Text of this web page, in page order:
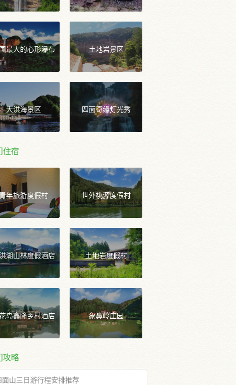
最大的心形瀑布 土地岩景区
大洪海景区 四面奇缘灯光秀
住宿
年旅游度假村 世外桃源度假村
湖山林度假酒店 土地岩度假村
岛鑫隆乡村酒店 象鼻岭庄园
攻略
面山三日游行程安排推荐